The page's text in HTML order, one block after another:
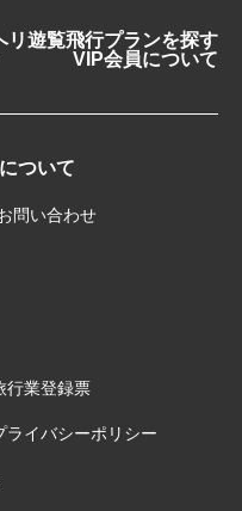
リ遊覧飛行プランを探す
VIP会員について
ついて
問い合わせ
行業登録票
ライバシーポリシー